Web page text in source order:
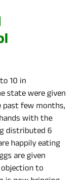
10 in
state were given
past few months,
with the
distributed 6
happily eating
are given
objection to